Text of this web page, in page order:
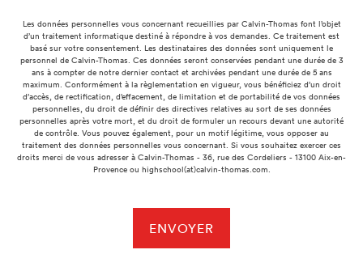
Les données personnelles vous concernant recueillies par Calvin-Thomas font l’objet
d’un traitement informatique destiné à répondre à vos demandes. Ce traitement est
basé sur votre consentement. Les destinataires des données sont uniquement le
personnel de Calvin-Thomas. Ces données seront conservées pendant une durée de 3
ans à compter de notre dernier contact et archivées pendant une durée de 5 ans
maximum. Conformément à la règlementation en vigueur, vous bénéficiez d’un droit
d’accès, de rectification, d’effacement, de limitation et de portabilité de vos données
personnelles, du droit de définir des directives relatives au sort de ses données
personnelles après votre mort, et du droit de formuler un recours devant une autorité
de contrôle. Vous pouvez également, pour un motif légitime, vous opposer au
traitement des données personnelles vous concernant. Si vous souhaitez exercer ces
droits merci de vous adresser à Calvin-Thomas - 36, rue des Cordeliers - 13100 Aix-en-
Provence ou highschool(at)calvin-thomas.com.